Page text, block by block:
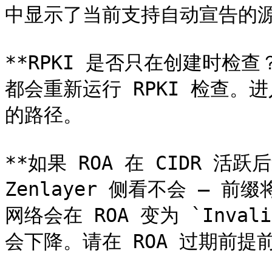
中显示了当前支持自动宣告的
**RPKI 是否只在创建时检
都会重新运行 RPKI 检查。进
的路径。
**如果 ROA 在 CIDR 活跃
Zenlayer 侧看不会 — 前缀
网络会在 ROA 变为